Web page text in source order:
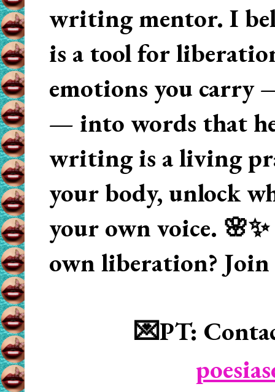
writing mentor. I
is a tool for
emotions you carry
— into words that
writing is a living
your body, unlock
your own voice.
own liberation? Join
💌PT: